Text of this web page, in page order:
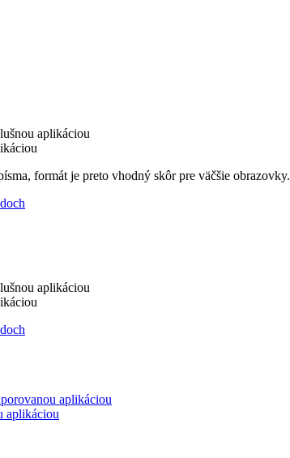
aplikáciou
formát je preto vhodný skôr pre väčšie obrazovky.
aplikáciou
aplikáciou
aplikáciou